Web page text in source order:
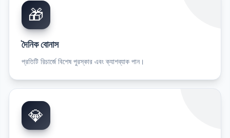
🎁
দৈনিক বোনাস
প্রতিটি রিচার্জে বিশেষ পুরস্কার এবং ক্যাশব্যাক পান।
💎